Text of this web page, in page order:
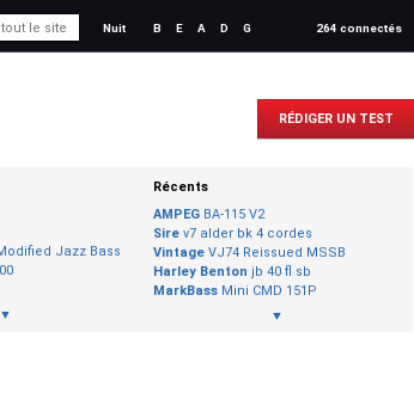
Nuit B E A D G 264 connectés
RÉDIGER UN TEST
Jazz Bass
▼
Récents
AMPEG BA-115 V2
Sire v7 alder bk 4 cordes
Vintage VJ74 Reissued MSSB
Harley Benton jb 40 fl sb
MarkBass Mini CMD 151P
▼